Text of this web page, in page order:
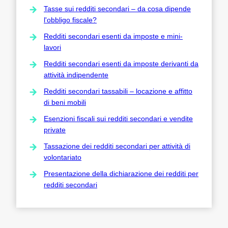
Tasse sui redditi secondari – da cosa dipende
l'obbligo fiscale?
Redditi secondari esenti da imposte e mini-
lavori
Redditi secondari esenti da imposte derivanti da
attività indipendente
Redditi secondari tassabili – locazione e affitto
di beni mobili
Esenzioni fiscali sui redditi secondari e vendite
private
Tassazione dei redditi secondari per attività di
volontariato
Presentazione della dichiarazione dei redditi per
redditi secondari